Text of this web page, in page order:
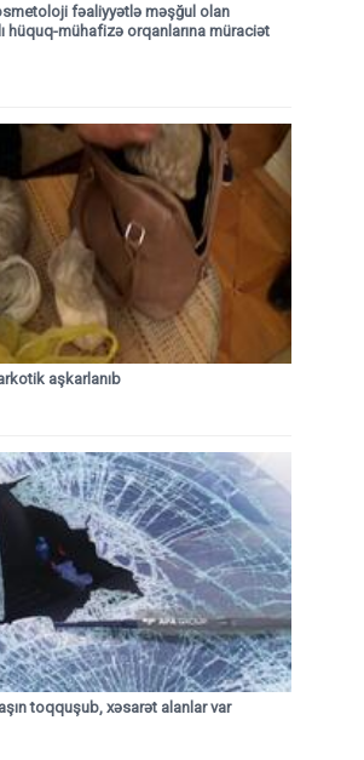
fəaliyyətlə məşğul olan
hüquq-mühafizə orqanlarına müraciət
aşkarlanıb
toqquşub, xəsarət alanlar var